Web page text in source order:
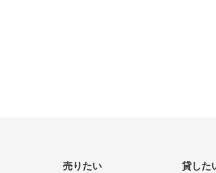
売りたい 貸した